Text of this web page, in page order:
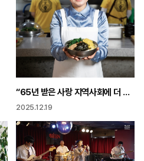
“65년 받은 사랑 지역사회에 더 깊은 사랑으로 돌려주고 싶어”
2025.12.19